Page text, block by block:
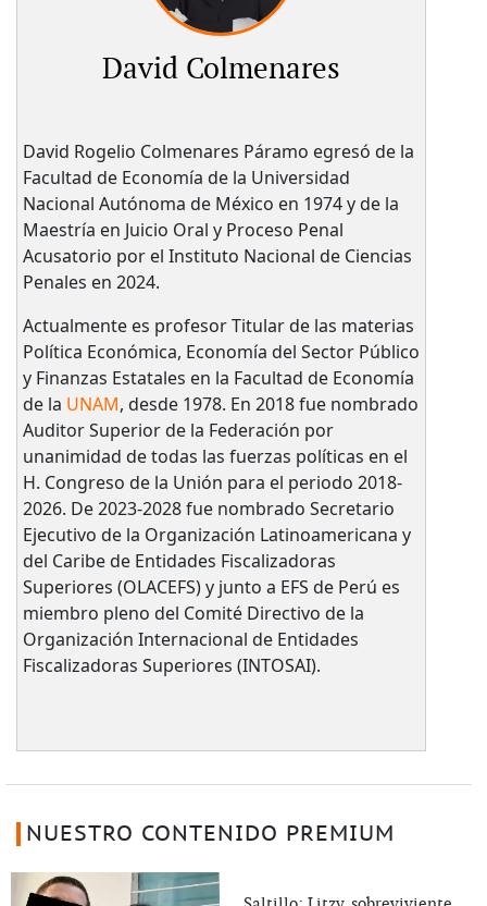
David Colmenares
David Rogelio Colmenares Páramo egresó de la
Facultad de Economía de la Universidad
Nacional Autónoma de México en 1974 y de la
Maestría en Juicio Oral y Proceso Penal
Acusatorio por el Instituto Nacional de Ciencias
Penales en 2024.
Actualmente es profesor Titular de las materias
Política Económica, Economía del Sector Público
y Finanzas Estatales en la Facultad de Economía
de la UNAM, desde 1978. En 2018 fue nombrado
Auditor Superior de la Federación por
unanimidad de todas las fuerzas políticas en el
H. Congreso de la Unión para el periodo 2018-
2026. De 2023-2028 fue nombrado Secretario
Ejecutivo de la Organización Latinoamericana y
del Caribe de Entidades Fiscalizadoras
Superiores (OLACEFS) y junto a EFS de Perú es
miembro pleno del Comité Directivo de la
Organización Internacional de Entidades
Fiscalizadoras Superiores (INTOSAI).
NUESTRO CONTENIDO PREMIUM